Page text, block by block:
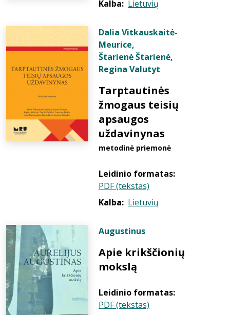
Kalba: Lietuvių
Dalia Vitkauskaitė-
Meurice,
Štarienė Štarienė,
Regina Valutyt
Tarptautinės
žmogaus teisių
apsaugos
uždavinynas
metodinė priemonė
Leidinio formatas:
PDF (tekstas)
Kalba: Lietuvių
Augustinus
Apie krikščionių
mokslą
Leidinio formatas:
PDF (tekstas)